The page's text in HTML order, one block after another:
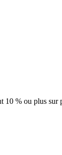
10 % ou plus